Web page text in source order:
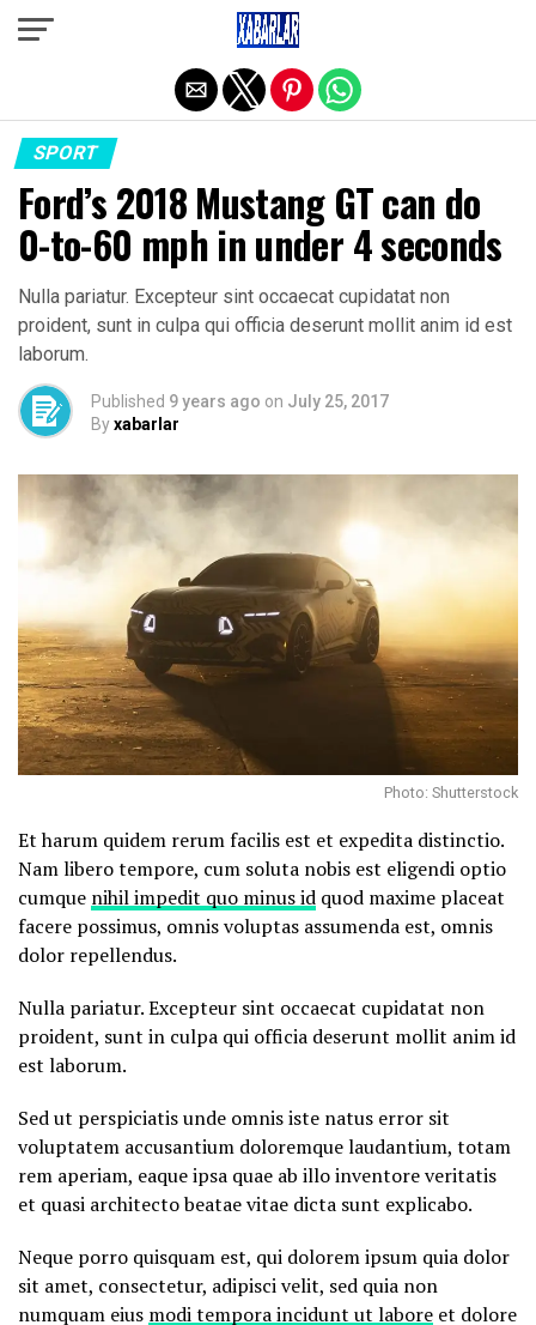
SPORT
Ford’s 2018 Mustang GT can do
0-to-60 mph in under 4 seconds
Nulla pariatur. Excepteur sint occaecat cupidatat non
proident, sunt in culpa qui officia deserunt mollit anim id est
laborum.
Published 9 years ago on July 25, 2017
Byxabarlar
Photo: Shutterstock
Et harum quidem rerum facilis est et expedita distinctio.
Nam libero tempore, cum soluta nobis est eligendi optio
cumque nihil impedit quo minus id quod maxime placeat
facere possimus, omnis voluptas assumenda est, omnis
dolor repellendus.
Nulla pariatur. Excepteur sint occaecat cupidatat non
proident, sunt in culpa qui officia deserunt mollit anim id
est laborum.
Sed ut perspiciatis unde omnis iste natus error sit
voluptatem accusantium doloremque laudantium, totam
rem aperiam, eaque ipsa quae ab illo inventore veritatis
et quasi architecto beatae vitae dicta sunt explicabo.
Neque porro quisquam est, qui dolorem ipsum quia dolor
sit amet, consectetur, adipisci velit, sed quia non
numquam eius modi tempora incidunt ut labore et dolore
Exit mobile version